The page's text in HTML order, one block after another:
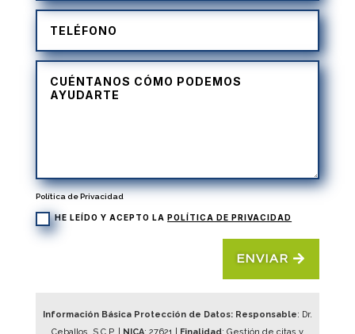
Política de Privacidad
HE LEÍDO Y ACEPTO LA POLÍTICA DE PRIVACIDAD
ENVIAR
Información Básica Protección de Datos: Responsable: Dr.